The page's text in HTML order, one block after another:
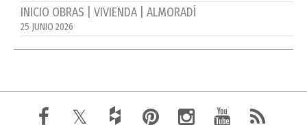
INICIO OBRAS | VIVIENDA | ALMORADÍ
25 JUNIO 2026